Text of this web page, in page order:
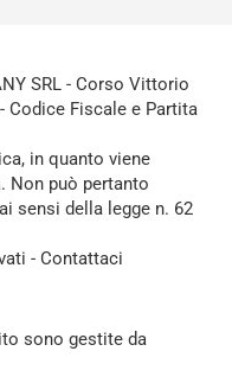
SRL - Corso Vittorio
Codice Fiscale e Partita
in quanto viene
Non può pertanto
sensi della legge n. 62
- Contattaci
sono gestite da